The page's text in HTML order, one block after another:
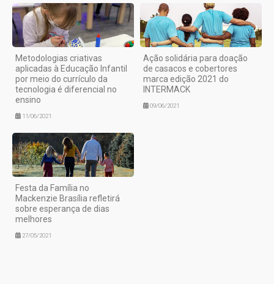
Metodologias criativas
aplicadas à Educação Infantil
por meio do currículo da
tecnologia é diferencial no
ensino
11/06/2021
Ação solidária para doação
de casacos e cobertores
marca edição 2021 do
INTERMACK
09/06/2021
Festa da Família no
Mackenzie Brasília refletirá
sobre esperança de dias
melhores
27/05/2021